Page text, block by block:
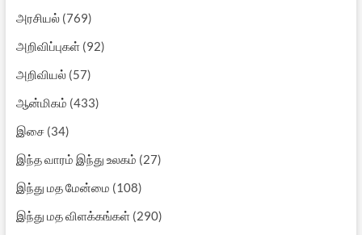
அரசியல்(769)
அறிவிப்புகள்(92)
அறிவியல்(57)
ஆன்மிகம் (433)
இசை(34)
இந்த வாரம் இந்து உலகம் (27)
இந்து மத மேன்மை (108)
இந்து மத விளக்கங்கள்(290)